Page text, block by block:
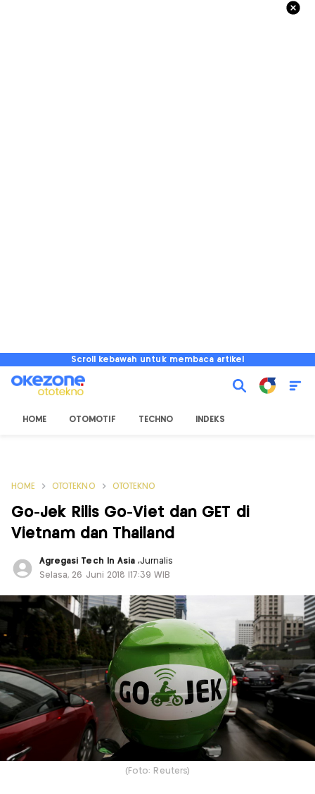
Scroll kebawah untuk membaca artikel
HOME OTOMOTIF TECHNO INDEKS
HOME OTOTEKNO OTOTEKNO
Go-Jek Rilis Go-Viet dan GET di
Vietnam dan Thailand
Agregasi Tech In Asia,Jurnalis
Selasa, 26 Juni 2018 |17:39 WIB
(Foto: Reuters)